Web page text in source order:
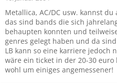
Metallica, AC/DC usw. kannst
das sind bands die sich
behaupten konnten und
genres gelegt haben und da
LB kann so eine karriere jedoch
wäre ein ticket in der 20-30
wohl um einiges angemessener!